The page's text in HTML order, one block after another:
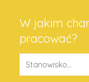
W jakim
pracować?